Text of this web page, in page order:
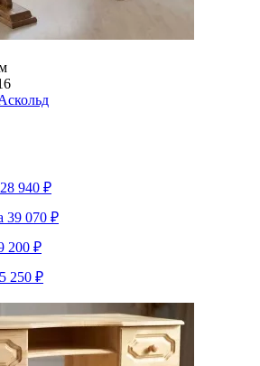
28 940 ₽
39 070 ₽
200 ₽
250 ₽